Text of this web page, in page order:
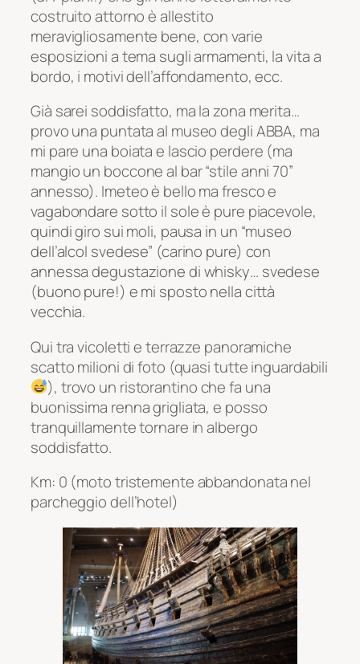
costruito attorno è allestito
meravigliosamente bene, con varie
esposizioni a tema sugli armamenti, la vita a
bordo, i motivi dell’affondamento, ecc.
Già sarei soddisfatto, ma la zona merita…
provo una puntata al museo degli ABBA, ma
mi pare una boiata e lascio perdere (ma
mangio un boccone al bar “stile anni 70”
annesso). Imeteo è bello ma fresco e
vagabondare sotto il sole è pure piacevole,
quindi giro sui moli, pausa in un “museo
dell’alcol svedese” (carino pure) con
annessa degustazione di whisky… svedese
(buono pure!) e mi sposto nella città
vecchia.
Qui tra vicoletti e terrazze panoramiche
scatto milioni di foto (quasi tutte inguardabili
), trovo un ristorantino che fa una
buonissima renna grigliata, e posso
tranquillamente tornare in albergo
soddisfatto.
Km: 0 (moto tristemente abbandonata nel
parcheggio dell’hotel)